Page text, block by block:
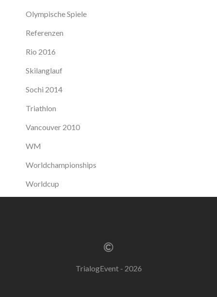
Olympische Spiele
Referenzen
Rio 2016
Skilanglauf
Sochi 2014
Triathlon
Vancouver 2010
WM
Worldchampionships
Worldcup
TrialogEvent - 2026